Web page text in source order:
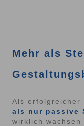
Mehr als
Als erfolgreicher
als nur passive
wirklich